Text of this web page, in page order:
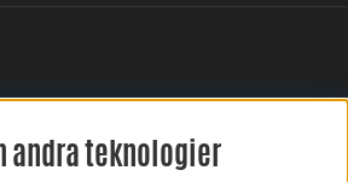
DIN RECENSION HÄR
andra teknologier